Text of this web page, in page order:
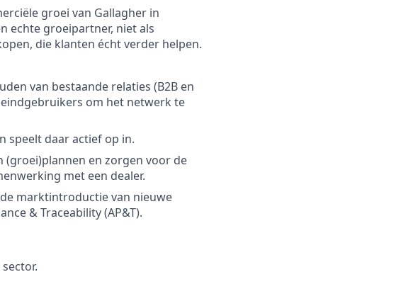
groei van Gallagher in
echte groeipartner, niet als
die klanten écht verder helpen.
van bestaande relaties (B2B en
om het netwerk te
speelt daar actief op in.
(groei)plannen en zorgen voor de
met een dealer.
marktintroductie van nieuwe
& Traceability (AP&T).